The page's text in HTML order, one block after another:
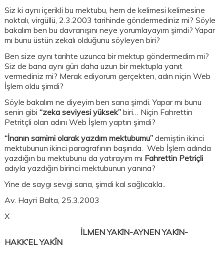
Siz ki aynı içerikli bu mektubu, hem de kelimesi kelimesine
noktalı, virgüllü, 2.3.2003 tarihinde göndermediniz mi? Söyle
bakalım ben bu davranışını neye yorumlayayım şimdi? Yapar
mı bunu üstün zekalı olduğunu söyleyen biri?
Ben size aynı tarihte uzunca bir mektup göndermedim mi?
Siz de bana aynı gün daha uzun bir mektupla yanıt
vermediniz mi? Merak ediyorum gerçekten, adın niçin Web
İşlem oldu şimdi?
Söyle bakalım ne diyeyim ben sana şimdi. Yapar mı bunu
senin gibi“zeka seviyesi yüksek”biri… Niçin Fahrettin
Petritçli olan adını Web İşlem yaptın şimdi?
“İnanın samimi olarak yazdım mektubumu” demiştin ikinci
mektubunun ikinci paragrafının başında. Web İşlem adında
yazdığın bu mektubunu da yatırayım mı Fahrettin Petriçli
adıyla yazdığın birinci mektubunun yanına?
Yine de saygı sevgi sana, şimdi kal sağlıcakla..
Av. Hayri Balta, 25.3.2003
X
İLMEN YAKîN-AYNEN YAKîN-
HAKK’EL YAKÎN